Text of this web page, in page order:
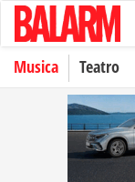
Musica Teatro